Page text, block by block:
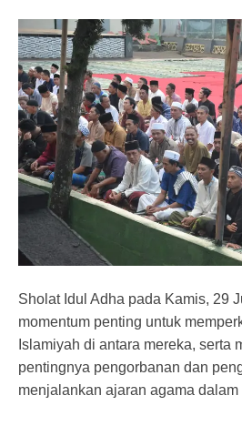
Sholat Idul Adha pada Kamis, 29
momentum penting untuk
Islamiyah di antara mereka, serta
pentingnya pengorbanan dan
menjalankan ajaran agama dalam